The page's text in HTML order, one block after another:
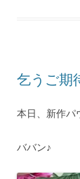
乞うご期
本日、新作パ
ババン♪